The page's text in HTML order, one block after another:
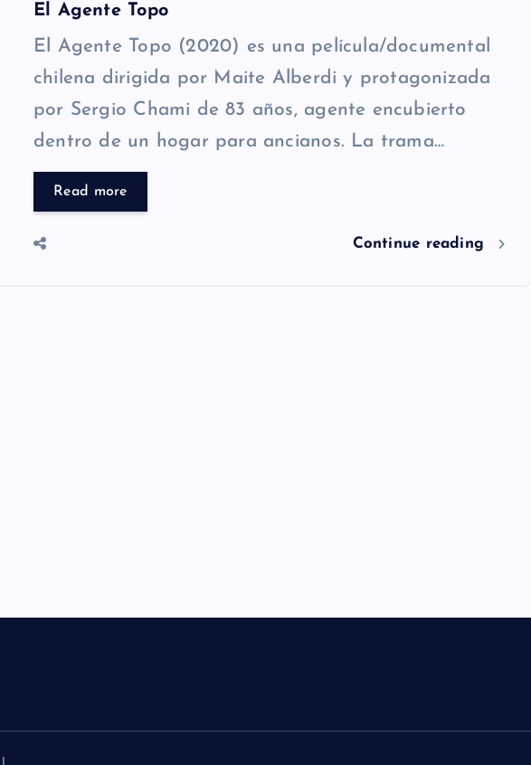
El Agente Topo
El Agente Topo (2020) es una película/documental
chilena dirigida por Maite Alberdi y protagonizada
por Sergio Chami de 83 años, agente encubierto
dentro de un hogar para ancianos. La trama…
Read more
Continue reading